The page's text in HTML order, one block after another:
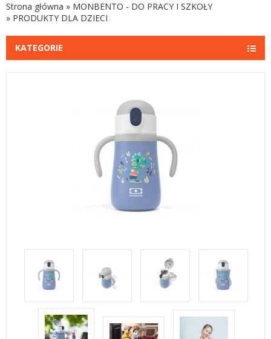
Strona główna » MONBENTO - DO PRACY I SZKOŁY
» PRODUKTY DLA DZIECI
KATEGORIE